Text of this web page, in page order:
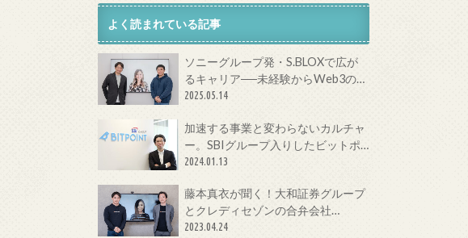
よく読まれている記事
ソニーグループ発・S.BLOXで広が
るキャリア──未経験からWeb3の最
前線へ
2025.05.14
加速する事業と変わらないカルチャ
ー。SBIグループ入りしたビットポ
イントジャパンの今をCTOに聞いて
2024.01.13
藤本真衣が聞く！大和証券グループ
とクレディセゾンの合弁会社
Fintertechが目指す次世代金融サー
2023.04.24